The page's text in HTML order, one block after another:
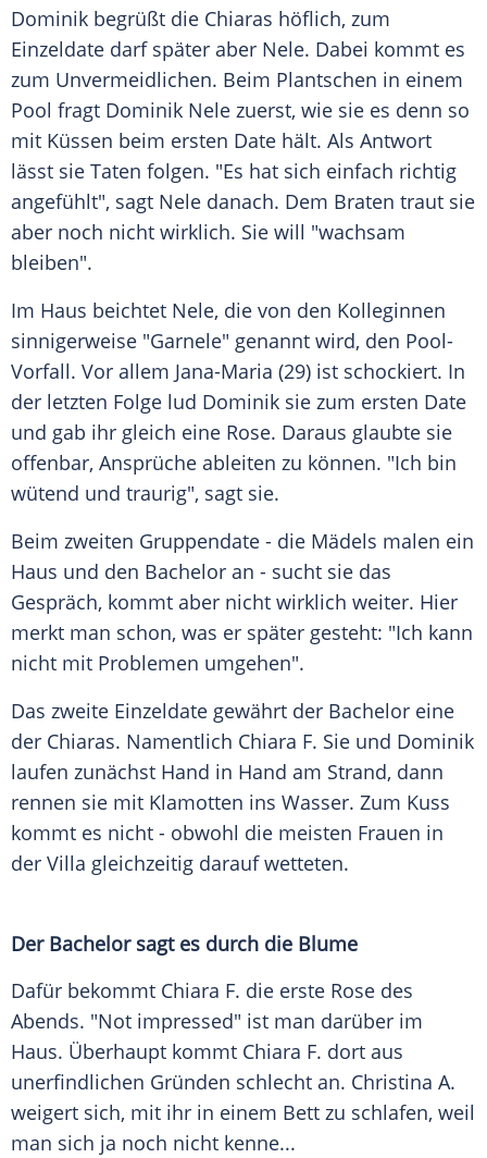
Dominik begrüßt die Chiaras höflich, zum
Einzeldate darf später aber Nele. Dabei kommt es
zum Unvermeidlichen. Beim Plantschen in einem
Pool fragt Dominik Nele zuerst, wie sie es denn so
mit Küssen beim ersten Date hält. Als Antwort
lässt sie Taten folgen. "Es hat sich einfach richtig
angefühlt", sagt Nele danach. Dem Braten traut sie
aber noch nicht wirklich. Sie will "wachsam
bleiben".
Im Haus beichtet Nele, die von den Kolleginnen
sinnigerweise "Garnele" genannt wird, den Pool-
Vorfall. Vor allem Jana-Maria (29) ist schockiert. In
der letzten Folge lud Dominik sie zum ersten Date
und gab ihr gleich eine Rose. Daraus glaubte sie
offenbar, Ansprüche ableiten zu können. "Ich bin
wütend und traurig", sagt sie.
Beim zweiten Gruppendate - die Mädels malen ein
Haus und den Bachelor an - sucht sie das
Gespräch, kommt aber nicht wirklich weiter. Hier
merkt man schon, was er später gesteht: "Ich kann
nicht mit Problemen umgehen".
Das zweite Einzeldate gewährt der Bachelor eine
der Chiaras. Namentlich Chiara F. Sie und Dominik
laufen zunächst Hand in Hand am Strand, dann
rennen sie mit Klamotten ins Wasser. Zum Kuss
kommt es nicht - obwohl die meisten Frauen in
der Villa gleichzeitig darauf wetteten.
Der Bachelor sagt es durch die Blume
Dafür bekommt Chiara F. die erste Rose des
Abends. "Not impressed" ist man darüber im
Haus. Überhaupt kommt Chiara F. dort aus
unerfindlichen Gründen schlecht an. Christina A.
weigert sich, mit ihr in einem Bett zu schlafen, weil
man sich ja noch nicht kenne...